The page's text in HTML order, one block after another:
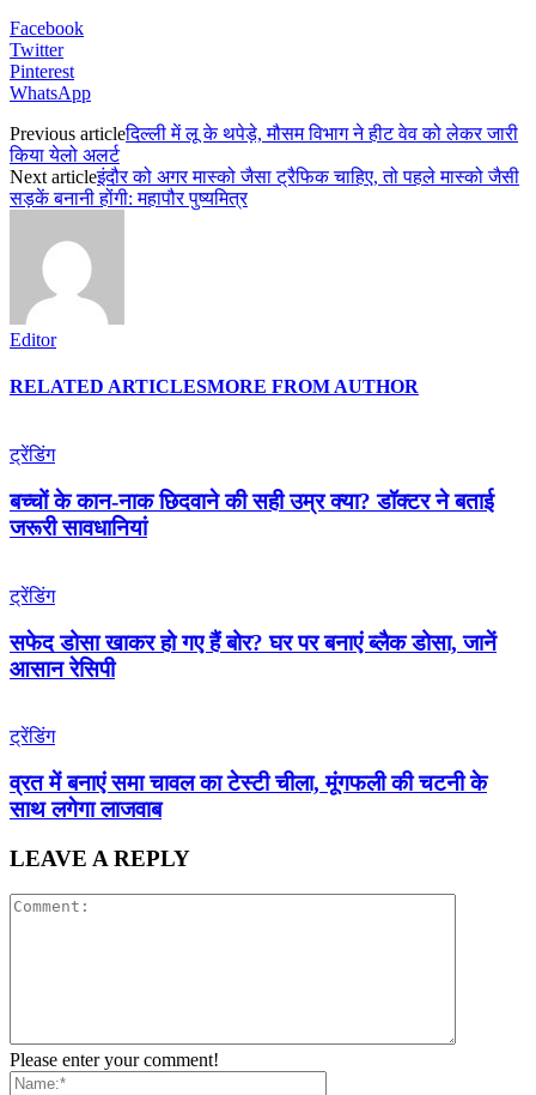
Facebook
Twitter
Pinterest
WhatsApp
Previous articleदिल्ली में लू के थपेड़े, मौसम विभाग ने हीट वेव को लेकर जारी
किया येलो अलर्ट
Next articleइंदौर को अगर मास्को जैसा ट्रैफिक चाहिए, तो पहले मास्को जैसी
सड़कें बनानी होंगी: महापौर पुष्यमित्र
Editor
RELATED ARTICLESMORE FROM AUTHOR
ट्रेंडिंग
बच्चों के कान-नाक छिदवाने की सही उम्र क्या? डॉक्टर ने बताई
जरूरी सावधानियां
ट्रेंडिंग
सफेद डोसा खाकर हो गए हैं बोर? घर पर बनाएं ब्लैक डोसा, जानें
आसान रेसिपी
ट्रेंडिंग
व्रत में बनाएं समा चावल का टेस्टी चीला, मूंगफली की चटनी के
साथ लगेगा लाजवाब
LEAVE A REPLY
Please enter your comment!